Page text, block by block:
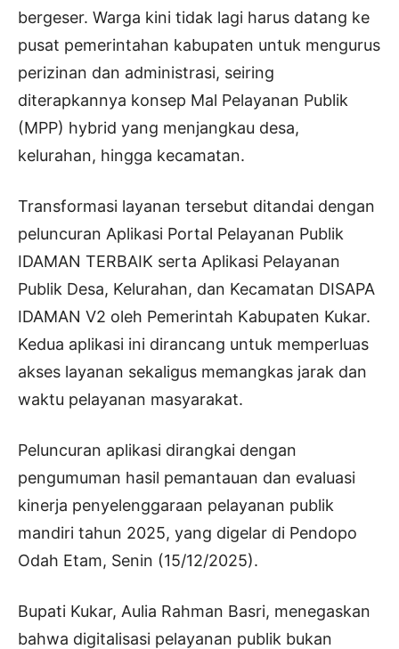
bergeser. Warga kini tidak lagi harus datang ke
pusat pemerintahan kabupaten untuk mengurus
perizinan dan administrasi, seiring
diterapkannya konsep Mal Pelayanan Publik
(MPP) hybrid yang menjangkau desa,
kelurahan, hingga kecamatan.
Transformasi layanan tersebut ditandai dengan
peluncuran Aplikasi Portal Pelayanan Publik
IDAMAN TERBAIK serta Aplikasi Pelayanan
Publik Desa, Kelurahan, dan Kecamatan DISAPA
IDAMAN V2 oleh Pemerintah Kabupaten Kukar.
Kedua aplikasi ini dirancang untuk memperluas
akses layanan sekaligus memangkas jarak dan
waktu pelayanan masyarakat.
Peluncuran aplikasi dirangkai dengan
pengumuman hasil pemantauan dan evaluasi
kinerja penyelenggaraan pelayanan publik
mandiri tahun 2025, yang digelar di Pendopo
Odah Etam, Senin (15/12/2025).
Bupati Kukar, Aulia Rahman Basri, menegaskan
bahwa digitalisasi pelayanan publik bukan